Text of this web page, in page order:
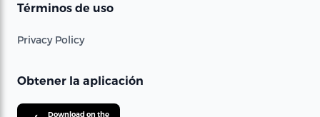
Términos de uso
Privacy Policy
Obtener la aplicación
Download on the